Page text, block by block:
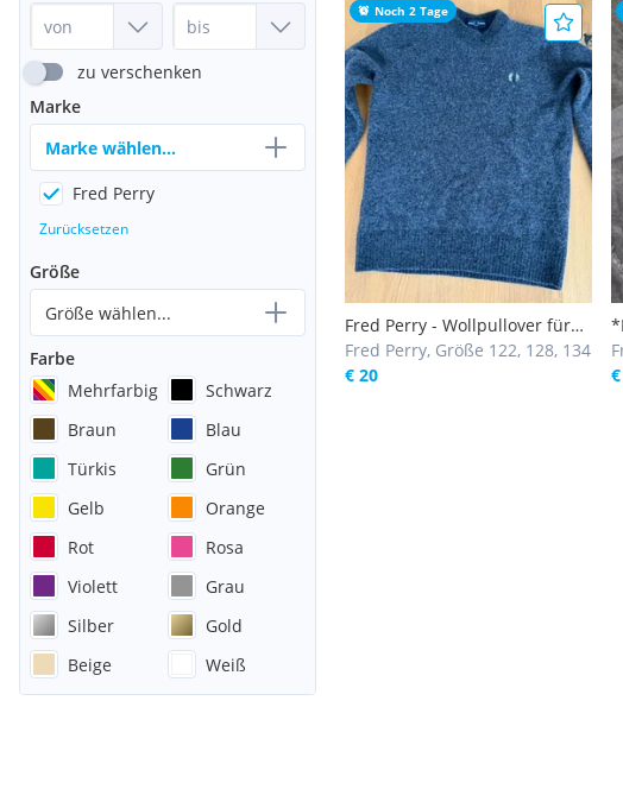
zu verschenken
Marke
Marke wählen...
Fred Perry
Zurücksetzen
Größe
Größe wählen...
Farbe
Mehrfarbig
Schwarz
Braun
Blau
Türkis
Grün
Gelb
Orange
Rot
Rosa
Violett
Grau
Silber
Gold
Beige
Weiß
Noch 2 Tage
Fred Perry - Wollpullover für
Kinder (7-8J)
Fred Perry, Größe 122, 128, 134
€ 20